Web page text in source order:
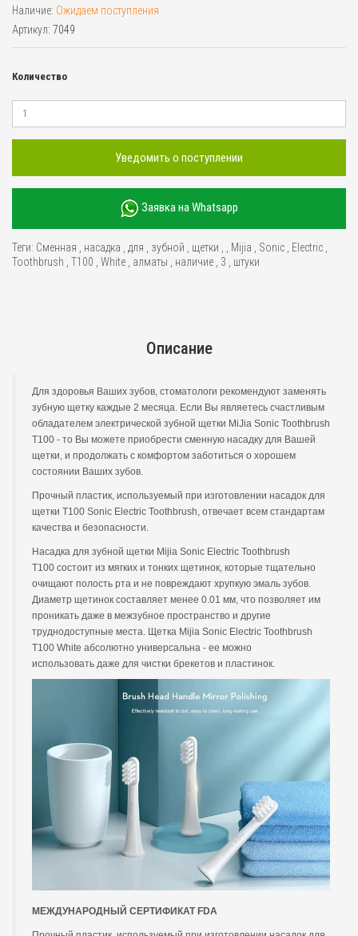
Наличие: Ожидаем поступления
Артикул: 7049
Количество
Уведомить о поступлении
Заявка на Whatsapp
Теги: Сменная насадка для зубной щетки Mijia Sonic Electric
Toothbrush
T100 White алматы наличие 3 штуки
Описание
Для здоровья Ваших зубов, стоматологи рекомендуют заменять
зубную щетку каждые 2 месяца. Если Вы являетесь счастливым
обладателем электрической зубной щетки MiJia Sonic Toothbrush
T100 - то Вы можете приобрести сменную насадку для Вашей
щетки, и продолжать с комфортом заботиться о хорошем
состоянии Ваших зубов.
Прочный пластик, используемый при изготовлении насадок для
щетки T100 Sonic Electric Toothbrush, отвечает всем стандартам
качества и безопасности.
Насадка для зубной щетки Mijia Sonic Electric Toothbrush
T100 состоит из мягких и тонких щетинок, которые тщательно
очищают полость рта и не повреждают хрупкую эмаль зубов.
Диаметр щетинок составляет менее 0.01 мм, что позволяет им
проникать даже в межзубное пространство и другие
труднодоступные места. Щетка Mijia Sonic Electric Toothbrush
T100 White абсолютно универсальна - ее можно
использовать даже для чистки брекетов и пластинок.
МЕЖДУНАРОДНЫЙ СЕРТИФИКАТ FDA